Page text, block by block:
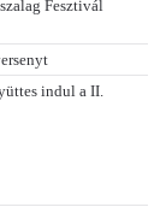
Fesztivál
indul a II.